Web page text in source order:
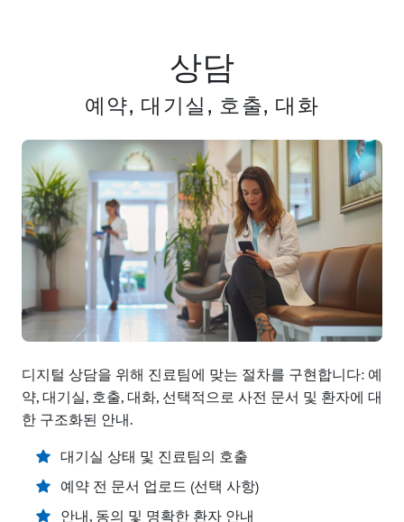
상담
예약, 대기실, 호출, 대화
디지털 상담을 위해 진료팀에 맞는 절차를 구현합니다: 예
약, 대기실, 호출, 대화, 선택적으로 사전 문서 및 환자에 대
한 구조화된 안내.
대기실 상태 및 진료팀의 호출
예약 전 문서 업로드 (선택 사항)
안내, 동의 및 명확한 환자 안내